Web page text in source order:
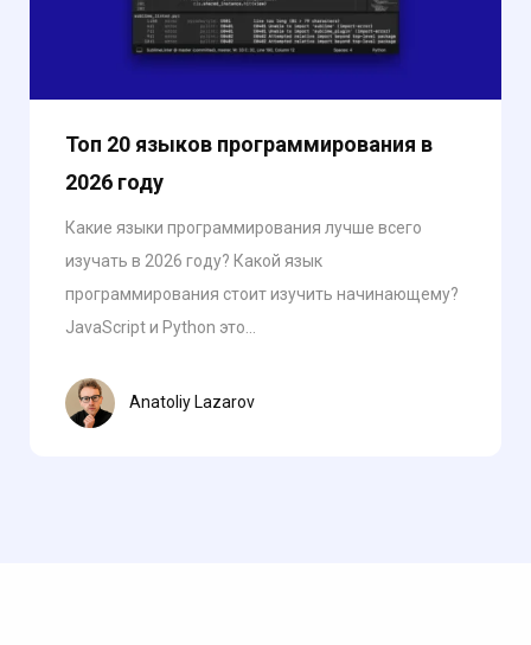
Топ 20 языков программирования в
2026 году
Какие языки программирования лучше всего
изучать в 2026 году? Какой язык
программирования стоит изучить начинающему?
JavaScript и Python это...
Anatoliy Lazarov